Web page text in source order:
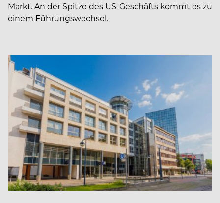
Markt. An der Spitze des US-Geschäfts kommt es zu
einem Führungswechsel.